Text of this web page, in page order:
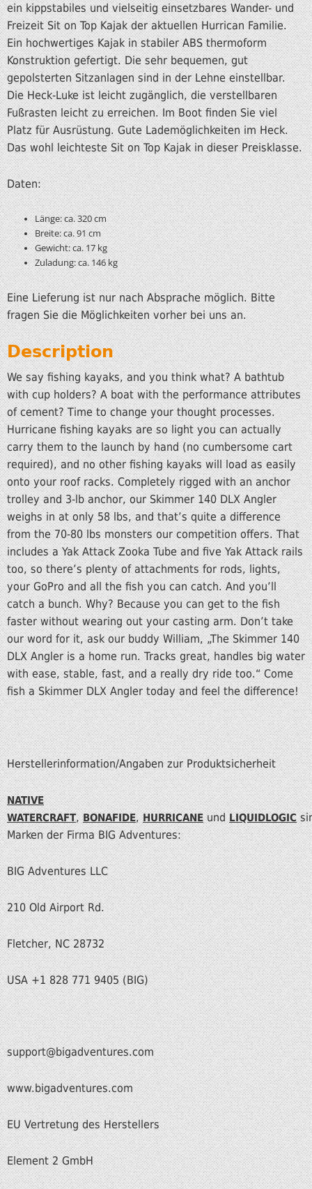
ein kippstabiles und vielseitig einsetzbares Wander- und
Freizeit Sit on Top Kajak der aktuellen Hurrican Familie.
Ein hochwertiges Kajak in stabiler ABS thermoform
Konstruktion gefertigt. Die sehr bequemen, gut
gepolsterten Sitzanlagen sind in der Lehne einstellbar.
Die Heck-Luke ist leicht zugänglich, die verstellbaren
Fußrasten leicht zu erreichen. Im Boot finden Sie viel
Platz für Ausrüstung. Gute Lademöglichkeiten im Heck.
Das wohl leichteste Sit on Top Kajak in dieser Preisklasse.
Daten:
Länge: ca. 320 cm
Breite: ca. 91 cm
Gewicht: ca. 17 kg
Zuladung: ca. 146 kg
Eine Lieferung ist nur nach Absprache möglich. Bitte
fragen Sie die Möglichkeiten vorher bei uns an.
Description
We say fishing kayaks, and you think what? A bathtub
with cup holders? A boat with the performance attributes
of cement? Time to change your thought processes.
Hurricane fishing kayaks are so light you can actually
carry them to the launch by hand (no cumbersome cart
required), and no other fishing kayaks will load as easily
onto your roof racks. Completely rigged with an anchor
trolley and 3-lb anchor, our Skimmer 140 DLX Angler
weighs in at only 58 lbs, and that’s quite a difference
from the 70-80 lbs monsters our competition offers. That
includes a Yak Attack Zooka Tube and five Yak Attack rails
too, so there’s plenty of attachments for rods, lights,
your GoPro and all the fish you can catch. And you’ll
catch a bunch. Why? Because you can get to the fish
faster without wearing out your casting arm. Don’t take
our word for it, ask our buddy William, „The Skimmer 140
DLX Angler is a home run. Tracks great, handles big water
with ease, stable, fast, and a really dry ride too.“ Come
fish a Skimmer DLX Angler today and feel the difference!
Herstellerinformation/Angaben zur Produktsicherheit
NATIVE
WATERCRAFT,BONAFIDE,HURRICANE und LIQUIDLOGIC
Marken der Firma BIG Adventures:
BIG Adventures LLC
210 Old Airport Rd.
Fletcher, NC 28732
USA +1 828 771 9405 (BIG)
support@bigadventures.com
www.bigadventures.com
EU Vertretung des Herstellers
Element 2 GmbH